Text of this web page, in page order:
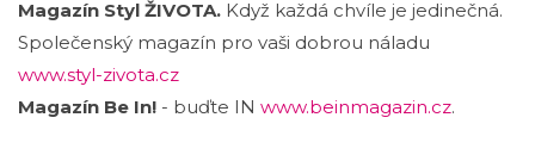
Magazín Styl ŽIVOTA. Když každá chvíle je jedinečná.
Společenský magazín pro vaši dobrou náladu
www.styl-zivota.cz
Magazín Be In! - buďte IN www.beinmagazin.cz.